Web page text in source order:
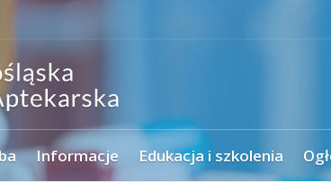
Informacje Edukacja i szkolenia